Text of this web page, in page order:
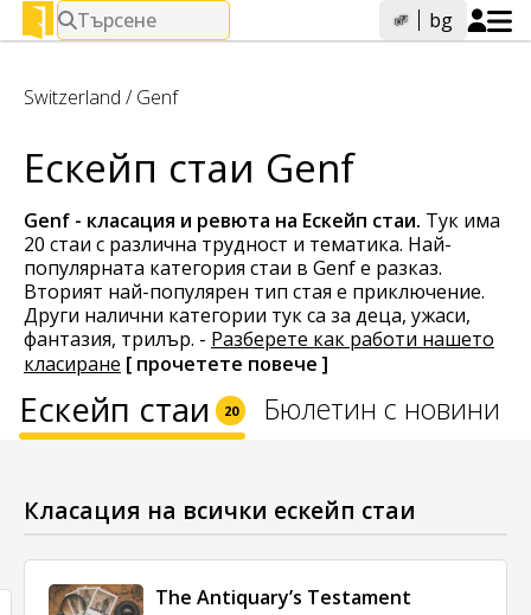
Търсене bg
Switzerland /Genf
Ескейп стаи Genf
Genf - класация и ревюта на Ескейп стаи. Тук има
20 стаи с различна трудност и тематика. Най-
популярната категория стаи в Genf е разказ.
Вторият най-популярен тип стая е приключение.
Други налични категории тук са за деца, ужаси,
фантазия, трилър. - Разберете как работи нашето
класиране [ прочетете повече ]
Ескейп стаи 20 Бюлетин с новини
Класация на всички ескейп стаи
The Antiquary’s Testament